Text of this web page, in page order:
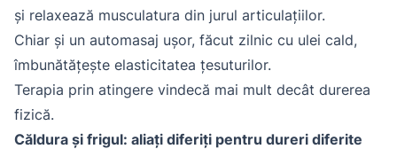
și relaxează musculatura din jurul articulațiilor.
Chiar și un automasaj ușor, făcut zilnic cu ulei cald,
îmbunătățește elasticitatea țesuturilor.
Terapia prin atingere vindecă mai mult decât durerea
fizică.
Căldura și frigul: aliați diferiți pentru dureri diferite